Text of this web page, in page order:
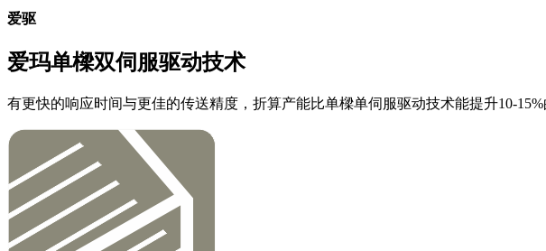
爱驱
爱玛单樑双伺服驱动技术
有更快的响应时间与更佳的传送精度，折算产能比单樑单伺服驱动技术能提升10-15%